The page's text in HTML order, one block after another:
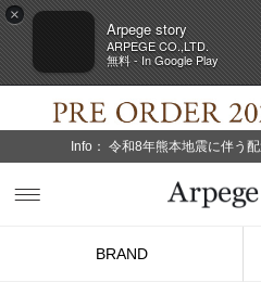
×
Arpege story
ARPEGE CO.,LTD.
無料 - In Google Play
Info： 令和8年熊本地震に伴う
BRAND